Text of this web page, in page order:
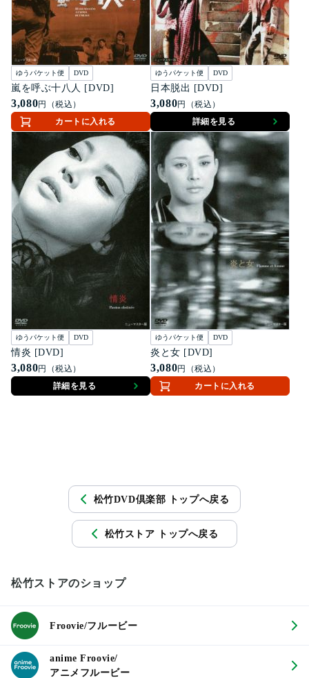
ゆうパケット便 DVD
嵐を呼ぶ十八人 [DVD]
3,080円（税込）
カートに入れる
ゆうパケット便 DVD
日本脱出 [DVD]
3,080円（税込）
詳細を見る
ゆうパケット便 DVD
情炎 [DVD]
3,080円（税込）
詳細を見る
ゆうパケット便 DVD
炎と女 [DVD]
3,080円（税込）
カートに入れる
松竹DVD倶楽部 トップへ戻る
松竹ストア トップへ戻る
松竹ストアのショップ
Froovie/フルービー
anime Froovie/
アニメフルービー